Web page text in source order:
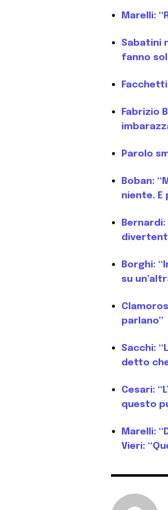
Marelli:
Sabatini
fanno
Fabrizio
Parolo
Boban:
niente. E
Borghi:
su
parlano”
Sacchi:
detto
Cesari:
questo
Marelli:
Vieri: